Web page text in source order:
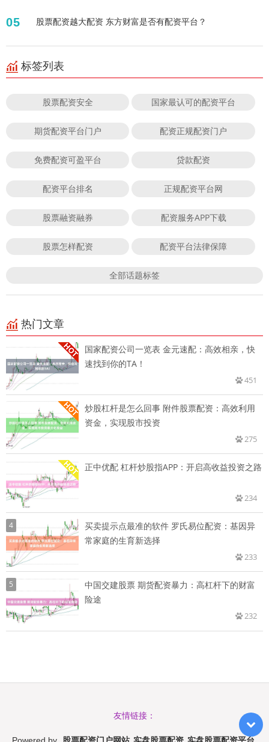
05 股票配资越大配资 东方财富是否有配资平台？
标签列表
股票配资安全 国家最认可的配资平台
期货配资平台门户 配资正规配资门户
免费配资可盈平台 贷款配资
配资平台排名 正规配资平台网
股票融资融券 配资服务APP下载
股票怎样配资 配资平台法律保障
全部话题标签
热门文章
国家配资公司一览表 金元速配：高效相亲，快
速找到你的TA！
451
炒股杠杆是怎么回事 附件股票配资：高效利用
资金，实现股市投资
275
正中优配 杠杆炒股指APP：开启高收益投资之路
234
4
买卖提示点最准的软件 罗氏易位配资：基因异
常家庭的生育新选择
233
5
中国交建股票 期货配资暴力：高杠杆下的财富
险途
232
友情链接：